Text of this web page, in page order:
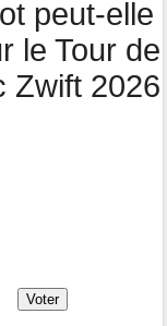
peut-elle
le Tour de
Zwift 2026